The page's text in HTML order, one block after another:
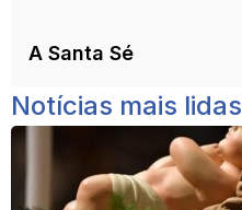
A Santa Sé
Notícias mais lidas